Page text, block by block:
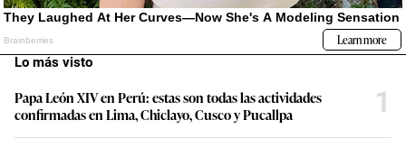
Lo más visto
Papa León XIV en Perú: estas son todas las actividades
confirmadas en Lima, Chiclayo, Cusco y Pucallpa
1